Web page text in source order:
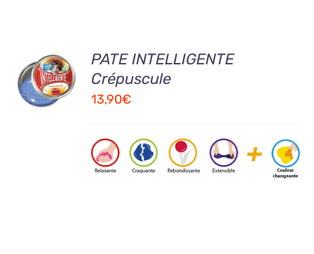
AJOUTER
AU
PANIER
/
PATE INTELLIGENTE
Crépuscule
13,90€